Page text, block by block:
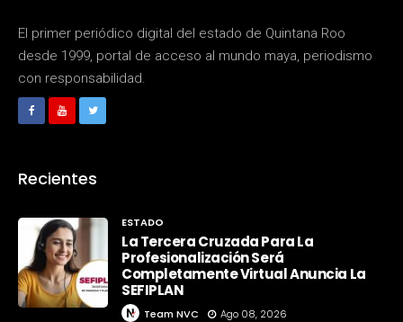
El primer periódico digital del estado de Quintana Roo
desde 1999, portal de acceso al mundo maya, periodismo
con responsabilidad.
Recientes
ESTADO
La Tercera Cruzada Para La
Profesionalización Será
Completamente Virtual Anuncia La
SEFIPLAN
Team NVC Ago 08, 2026